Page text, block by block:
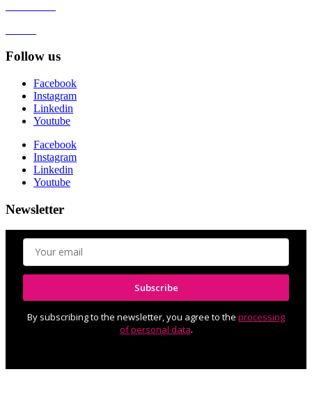
Follow us
Facebook
Instagram
Linkedin
Youtube
Facebook
Instagram
Linkedin
Youtube
Newsletter
Subscribe
By subscribing to the newsletter, you agree to the processing
of personal data.